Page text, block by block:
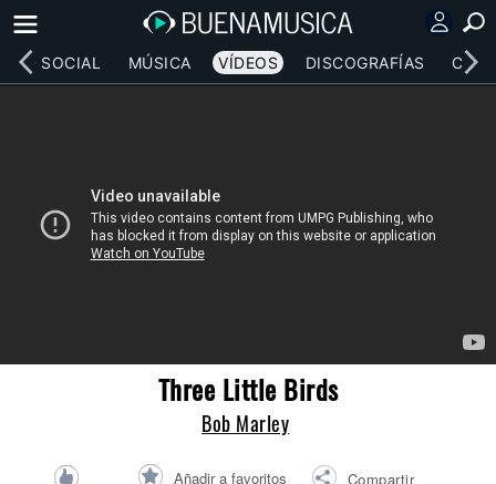
RED SOCIAL MÚSICA VÍDEOS DISCOGRAFÍAS
Three Little Birds
Bob Marley
Añadir a favoritos Compartir